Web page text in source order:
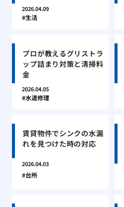
2026.04.09
生活
プロが教えるグリストラ
ップ詰まり対策と清掃料
金
2026.04.05
水道修理
賃貸物件でシンクの水漏
れを見つけた時の対応
2026.04.03
台所